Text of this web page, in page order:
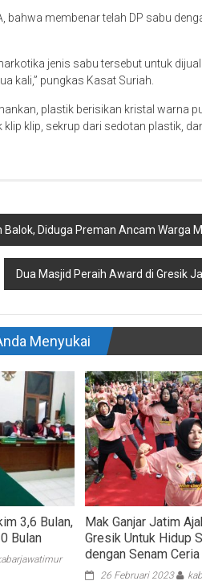
bahwa membenar telah DP sabu
jenis sabu tersebut untuk
kali,” pungkas Kasat Suriah.
plastik berisikan kristal warna
klip klip, sekrup dari sedotan plastik,
Balok, Diduga Preman Ancam Warga
Dua Masjid Peraih Award di Gresik
Menyukai
3,6 Bulan,
Bulan
Mak Ganjar Jatim
Gresik Untuk Hidup
dengan Senam Ceria
26 Februari 2023